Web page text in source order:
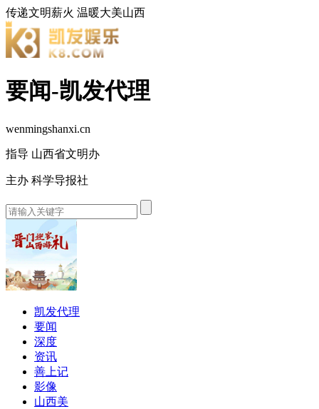
传递文明薪火 温暖大美山西
要闻-凯发代理
wenmingshanxi.cn
指导 山西省文明办
主办 科学导报社
凯发代理
要闻
深度
资讯
善上记
影像
山西美